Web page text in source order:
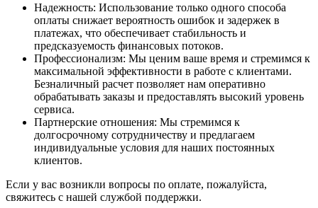
Надежность: Использование только одного способа
оплаты снижает вероятность ошибок и задержек в
платежах, что обеспечивает стабильность и
предсказуемость финансовых потоков.
Профессионализм: Мы ценим ваше время и стремимся к
максимальной эффективности в работе с клиентами.
Безналичный расчет позволяет нам оперативно
обрабатывать заказы и предоставлять высокий уровень
сервиса.
Партнерские отношения: Мы стремимся к
долгосрочному сотрудничеству и предлагаем
индивидуальные условия для наших постоянных
клиентов.
Если у вас возникли вопросы по оплате, пожалуйста,
свяжитесь с нашей службой поддержки.